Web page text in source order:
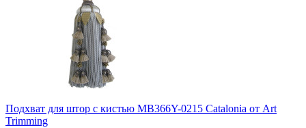
Подхват для штор с кистью MB366Y-0215 Catalonia от Art
Trimming